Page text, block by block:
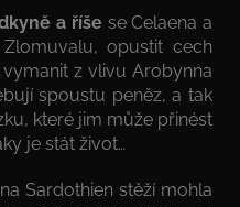
a říšese Celaena a
opustit cech
z vlivu Arobynna
spoustu peněz, a tak
které jim může přinést
je stát život…
Sardothien stěží mohla